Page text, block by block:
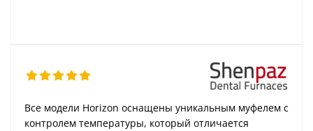
Все модели Horizon оснащены уникальным муфелем с
контролем температуры, который отличается